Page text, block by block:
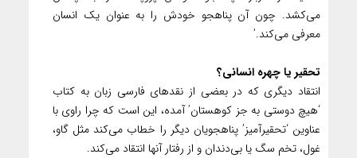
می‌کشد. چون آن پناهجو خودش را به عنوان یک انسان
معرفی می‌کند.’‌
‌‌‌تحقیر یا چهره انسانی؟
انتقاد دیگری که در بعضی از نقدهای فارسی زبان به کتاب
‘هیچ دوستی به جز کوهستان’ آمده، این است که چرا راوی با
عناوین ‘تحقیرآمیز’ پناهجویان دیگر را خطاب می‌کند مثل گاو،
غول، تخم سگ یا بی‌دندان و از رفتار آنها انتقاد می‌کند. ‌